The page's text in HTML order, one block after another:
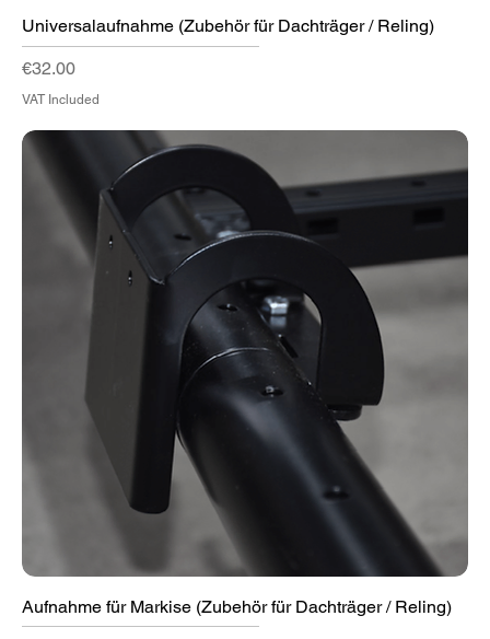
Universalaufnahme (Zubehör für Dachträger / Reling)
Price
€32.00
VAT Included
Aufnahme für Markise (Zubehör für Dachträger / Reling)